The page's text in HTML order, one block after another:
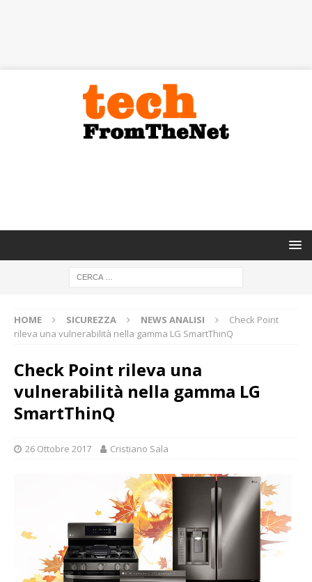
HOME SICUREZZA NEWS ANALISI
Check Point
rileva una vulnerabilità nella gamma LG SmartThinQ
Check Point rileva una
vulnerabilità nella gamma LG
SmartThinQ
26 Ottobre 2017 Cristiano Sala